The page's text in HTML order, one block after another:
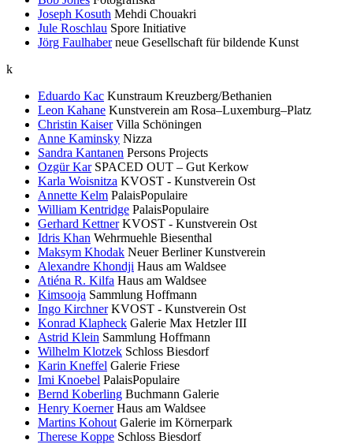
Joseph Kosuth Mehdi Chouakri
Jule Roschlau Spore Initiative
Jörg Faulhaber neue Gesellschaft für bildende Kunst
k
Eduardo Kac Kunstraum Kreuzberg/Bethanien
Leon Kahane Kunstverein am Rosa–Luxemburg–Platz
Christin Kaiser Villa Schöningen
Anne Kaminsky Nizza
Sandra Kantanen Persons Projects
Ozgür Kar SPACED OUT – Gut Kerkow
Karla Woisnitza KVOST - Kunstverein Ost
Annette Kelm PalaisPopulaire
William Kentridge PalaisPopulaire
Gerhard Kettner KVOST - Kunstverein Ost
Idris Khan Wehrmuehle Biesenthal
Maksym Khodak Neuer Berliner Kunstverein
Alexandre Khondji Haus am Waldsee
Atiéna R. Kilfa Haus am Waldsee
Kimsooja Sammlung Hoffmann
Ingo Kirchner KVOST - Kunstverein Ost
Konrad Klapheck Galerie Max Hetzler III
Astrid Klein Sammlung Hoffmann
Wilhelm Klotzek Schloss Biesdorf
Karin Kneffel Galerie Friese
Imi Knoebel PalaisPopulaire
Bernd Koberling Buchmann Galerie
Henry Koerner Haus am Waldsee
Martins Kohout Galerie im Körnerpark
Therese Koppe Schloss Biesdorf